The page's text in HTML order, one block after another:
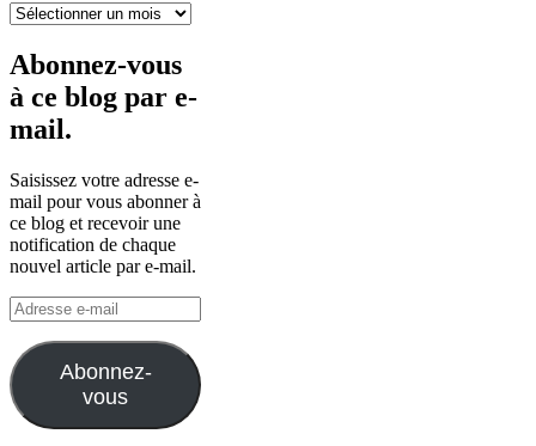
Archives
Abonnez-vous
à ce blog par e-
mail.
Saisissez votre adresse e-
mail pour vous abonner à
ce blog et recevoir une
notification de chaque
nouvel article par e-mail.
Adresse
e-
mail
Abonnez-
vous